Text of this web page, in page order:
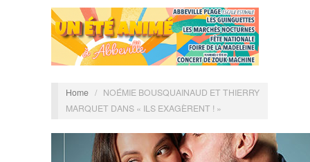
Home / NOÉMIE BOUSQUAINAUD ET THIERRY
MARQUET DANS « ILS EXAGÈRENT ! »